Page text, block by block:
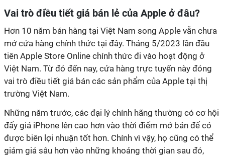
Vai trò điều tiết giá bán lẻ của Apple ở đâu?
Hơn 10 năm bán hàng tại Việt Nam song Apple vẫn chưa
mở cửa hàng chính thức tại đây. Tháng 5/2023 lần đầu
tiên Apple Store Online chính thức đi vào hoạt động ở
Việt Nam. Từ đó đến nay, cửa hàng trực tuyến này đóng
vai trò điều tiết giá bán các sản phẩm của Apple tại thị
trường Việt Nam.
Những năm trước, các đại lý chính hãng thường có cơ hội
đẩy giá iPhone lên cao hơn vào thời điểm mở bán để có
được biên lợi nhuận tốt hơn. Chính vì vậy, họ cũng có thể
giảm giá sâu hơn vào những khoảng thời gian sau đó,